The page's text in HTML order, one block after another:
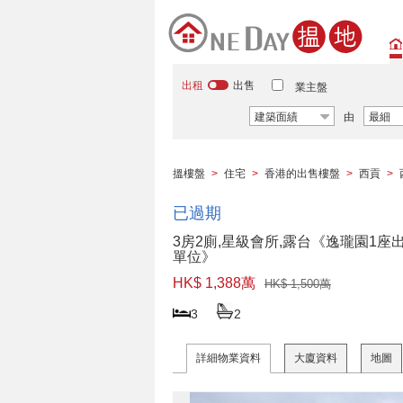
出租 出售 業主盤
建築面績 由 最細
搵樓盤 > 住宅 > 香港的出售樓盤 > 西貢 >
已過期
3房2廁,星級會所,露台《逸瓏園1座
單位》
HK$ 1,388萬
HK$ 1,500萬
3 2
詳細物業資料 大廈資料 地圖